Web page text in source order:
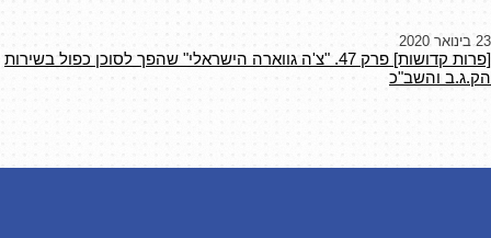
23 בינואר 2020
[פרות קדושות] פרק 47. "צ'ה גווארה הישראלי" שהפך לסוכן כפול בשירות
הק.ג.ב והשב"כ